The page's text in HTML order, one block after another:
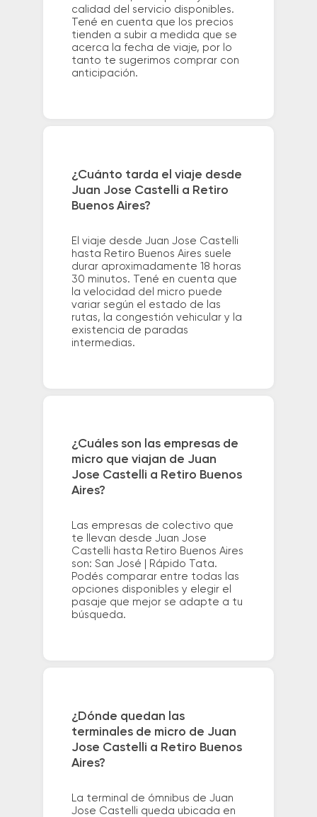
calidad del servicio disponibles.
Tené en cuenta que los precios
tienden a subir a medida que se
acerca la fecha de viaje, por lo
tanto te sugerimos comprar con
anticipación.
¿Cuánto tarda el viaje desde
Juan Jose Castelli a Retiro
Buenos Aires?
El viaje desde Juan Jose Castelli
hasta Retiro Buenos Aires suele
durar aproximadamente 18 horas
30 minutos. Tené en cuenta que
la velocidad del micro puede
variar según el estado de las
rutas, la congestión vehicular y la
existencia de paradas
intermedias.
¿Cuáles son las empresas de
micro que viajan de Juan
Jose Castelli a Retiro Buenos
Aires?
Las empresas de colectivo que
te llevan desde Juan Jose
Castelli hasta Retiro Buenos Aires
son: San José | Rápido Tata.
Podés comparar entre todas las
opciones disponibles y elegir el
pasaje que mejor se adapte a tu
búsqueda.
¿Dónde quedan las
terminales de micro de Juan
Jose Castelli a Retiro Buenos
Aires?
La terminal de ómnibus de Juan
Jose Castelli queda ubicada en